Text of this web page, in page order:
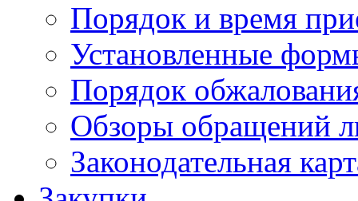
Порядок и время
Установленные
Порядок
Обзоры обращений
Законодательная